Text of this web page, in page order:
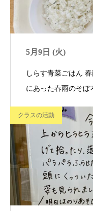
5月9日 (火)
しらす青菜ごはん 春雨のそぼろ炒め 中華スープ山盛り
にあった春雨のそ
クラスの活動